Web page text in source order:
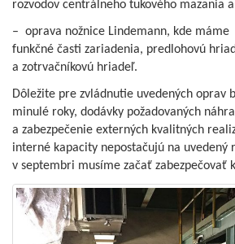
rozvodov centrálneho tukového mazania
– oprava nožnice Lindemann, kde
funkčné časti zariadenia, predlohovú
a zotrvačníkovú hriadeľ.
Dôležite pre zvládnutie uvedených oprav
minulé roky, dodávky požadovaných
a zabezpečenie externých kvalitných
interné kapacity nepostačujú na uvedený
v septembri musíme začať zabezpečovať